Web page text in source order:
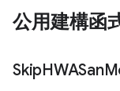
公用建構函
SkipHWASan